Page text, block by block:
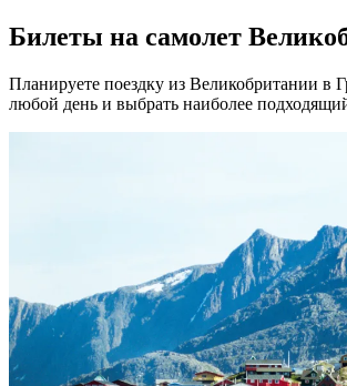
Билеты на самолет
Планируете поездку из Великобритании
любой день и выбрать наиболее